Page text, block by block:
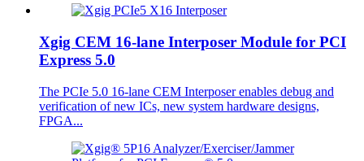
Xgig CEM 16-lane Interposer Module for PCI
Express 5.0
The PCIe 5.0 16-lane CEM Interposer enables debug and
verification of new ICs, new system hardware designs,
FPGA...